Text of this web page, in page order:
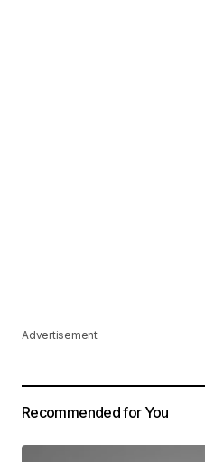
Advertisement
Recommended for You